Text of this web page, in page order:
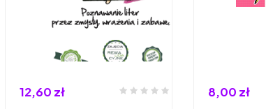
12,60 zł 8,00 zł